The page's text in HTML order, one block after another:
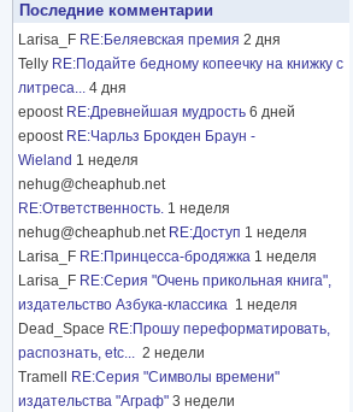
Последние комментарии
Larisa_F RE:Беляевская премия 2 дня
Telly RE:Подайте бедному копеечку на книжку с
литреса... 4 дня
epoost RE:Древнейшая мудрость 6 дней
epoost RE:Чарльз Брокден Браун -
Wieland 1 неделя
nehug@cheaphub.net
RE:Ответственность. 1 неделя
nehug@cheaphub.net RE:Доступ 1 неделя
Larisa_F RE:Принцесса-бродяжка 1 неделя
Larisa_F RE:Серия "Очень прикольная книга",
издательство Азбука-классика 1 неделя
Dead_Space RE:Прошу переформатировать,
распознать, etc... 2 недели
Tramell
RE:Серия "Символы времени"
издательства "Аграф" 3 недели